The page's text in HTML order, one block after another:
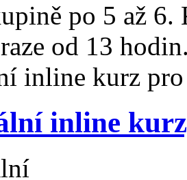
po 5 až
od 13
inline kurz
inline